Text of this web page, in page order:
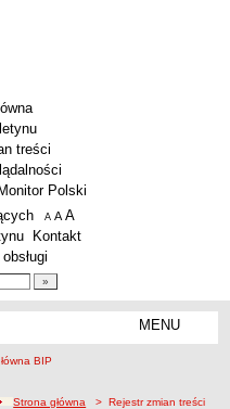
treści
Monitor Polski
A pomniejsz czcionkę
A standardowy rozmiar czcionki
A
Kontakt
MENU
nawigacji
Strona główna > Rejestr zmian treści